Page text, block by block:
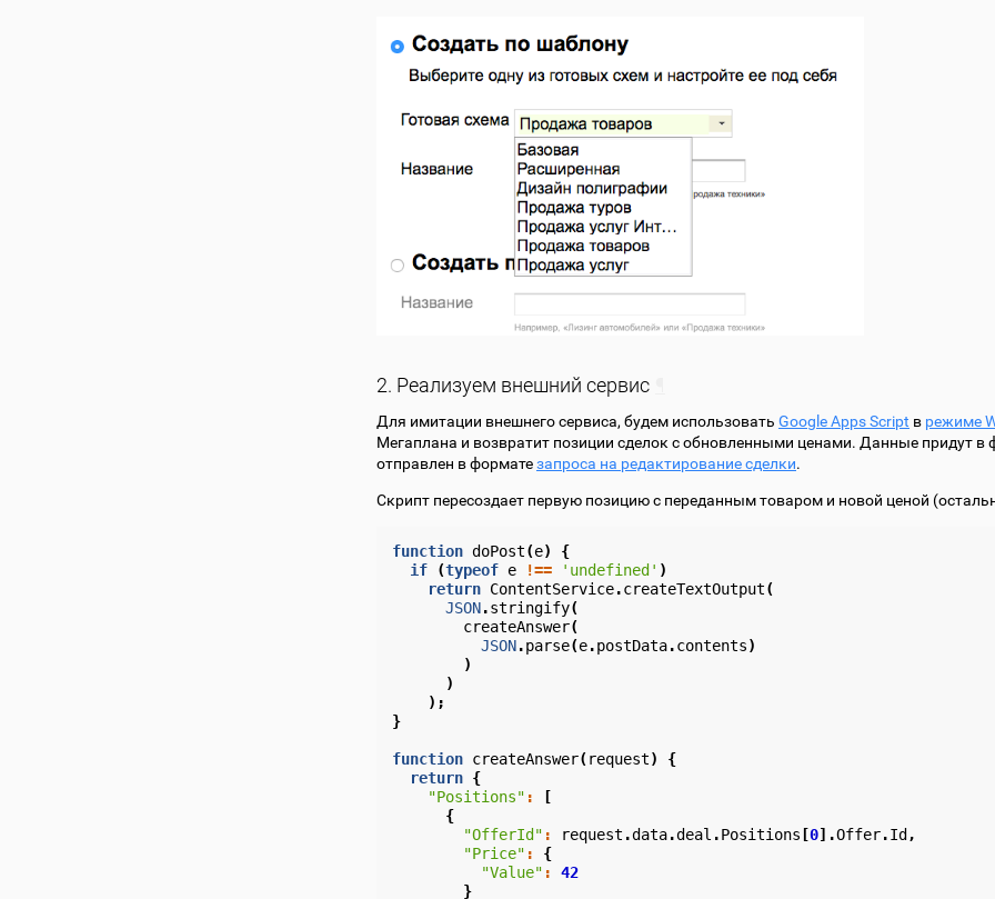
2. Реализуем внешний сервис
Для имитации внешнего сервиса, будем использовать Google Apps Script в режиме
Мегаплана и возвратит позиции сделок с обновленными ценами. Данные придут в
отправлен в форматезапроса на редактирование сделки.
Скрипт пересоздает первую позицию с переданным товаром и новой ценой
function doPost(e)
{
if
(typeof e !== 'undefined' )
return ContentService.createTextOutput(
JSON.stringify(
createAnswer(
JSON.parse(e.postData.contents)
)
)
);
}
function createAnswer(request)
{
return {
"Positions" :
[
{
"OfferId" : request .data.deal .Positions[0].Offer.Id,
"Price" :
{
"Value" :
42
}